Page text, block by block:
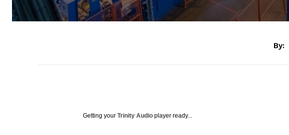
By:
Getting your Trinity Audio player ready...